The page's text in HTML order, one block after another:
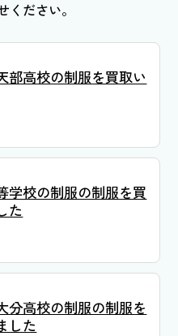
ください。
部高校の制服を買取い
学校の制服の制服を買
た
分高校の制服の制服を
した